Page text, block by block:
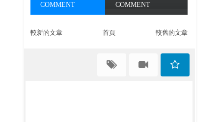
COMMENT
COMMENT
較新的文章 較舊的文章
首頁